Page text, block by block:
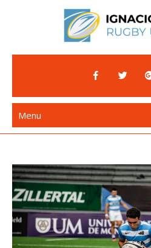
Ignacio Erhart
Rugby Uruguay
Menu